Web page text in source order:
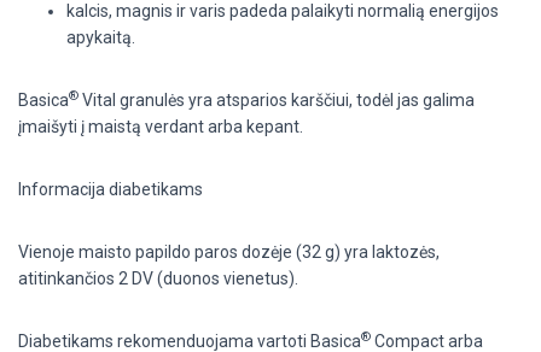
kalcis, magnis ir varis padeda palaikyti normalią energijos
apykaitą.
Basica® Vital granulės yra atsparios karščiui, todėl jas galima
įmaišyti į maistą verdant arba kepant.
Informacija diabetikams
Vienoje maisto papildo paros dozėje (32 g) yra laktozės,
atitinkančios 2 DV (duonos vienetus).
Diabetikams rekomenduojama vartoti Basica® Compact arba